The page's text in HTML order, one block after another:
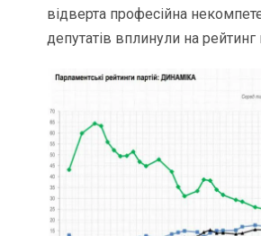
відверта професійна
депутатів вплинули на рейтинг